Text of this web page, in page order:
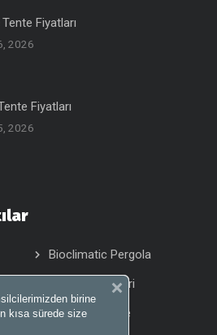
Fiyatları
2026
Fiyatları
2026
Bioclimatic Pergola
Tente Sistemleri
Otomatik Tente
birine
kısa sürede size